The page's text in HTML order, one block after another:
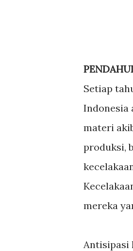
Setiap
Indonesia
materi
produksi,
mereka
Antisipasi